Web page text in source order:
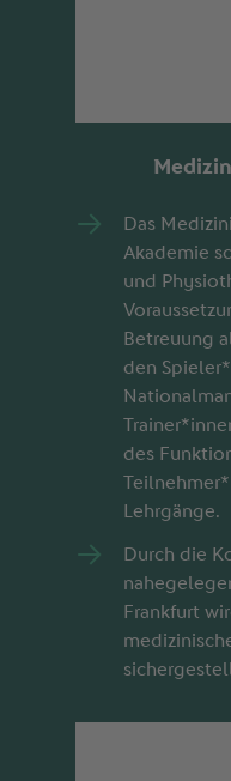
Das
Akademie
und
Betreuung
den
des
Lehrgänge.
Durch die
Frankfurt